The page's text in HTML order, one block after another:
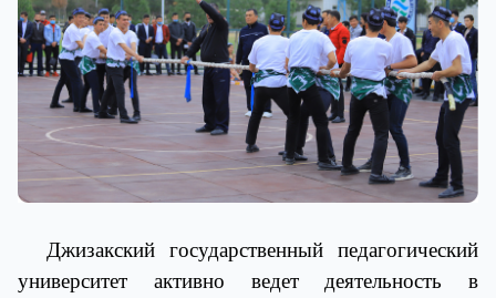
Джизакский государственный педагогический
университет активно ведет деятельность в